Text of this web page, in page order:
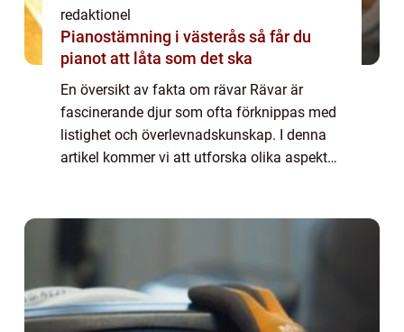
redaktionel
Pianostämning i västerås så får du
pianot att låta som det ska
En översikt av fakta om rävar Rävar är
fascinerande djur som ofta förknippas med
listighet och överlevnadskunskap. I denna
artikel kommer vi att utforska olika aspekter